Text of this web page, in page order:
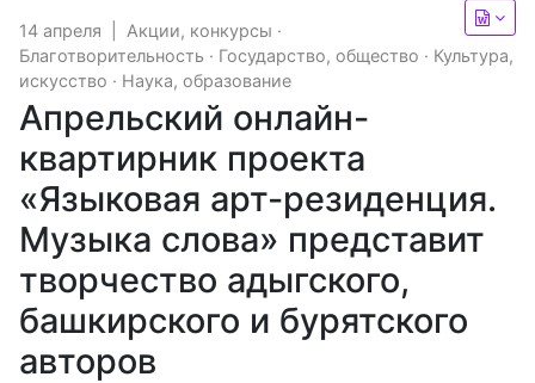
14 апреля Акции, конкурсы ·
Благотворительность · Государство, общество · Культура,
искусство · Наука, образование
Апрельский онлайн-
квартирник проекта
«Языковая арт-резиденция.
Музыка слова» представит
творчество адыгского,
башкирского и бурятского
авторов